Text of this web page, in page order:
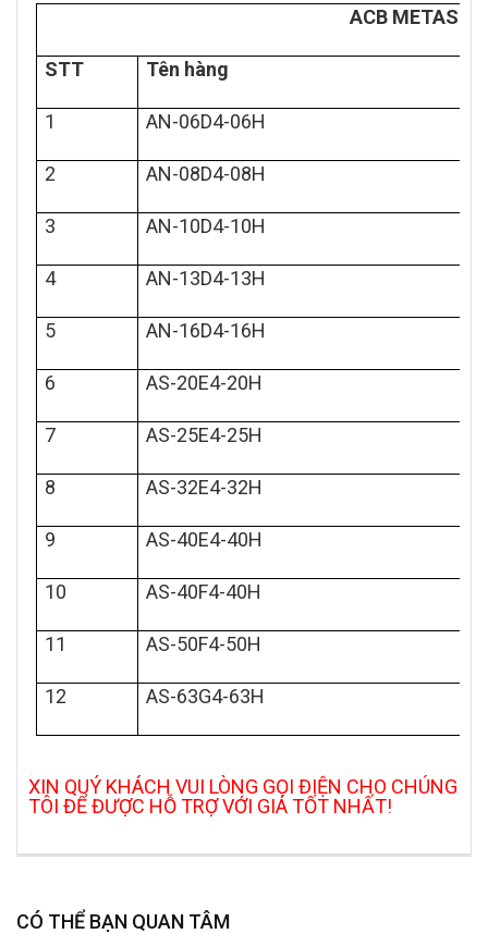
ACB METASOL
STT Tên hàng
1 AN-06D4-06H
2 AN-08D4-08H
3 AN-10D4-10H
4 AN-13D4-13H
5 AN-16D4-16H
6 AS-20E4-20H
7 AS-25E4-25H
8 AS-32E4-32H
9 AS-40E4-40H
10 AS-40F4-40H
11 AS-50F4-50H
12 AS-63G4-63H
XIN QUÝ KHÁCH VUI LÒNG GỌI ĐIỆN CHO CHÚNG
TÔI ĐỂ ĐƯỢC HỖ TRỢ VỚI GIÁ TỐT NHẤT!
CÓ THỂ BẠN QUAN TÂM